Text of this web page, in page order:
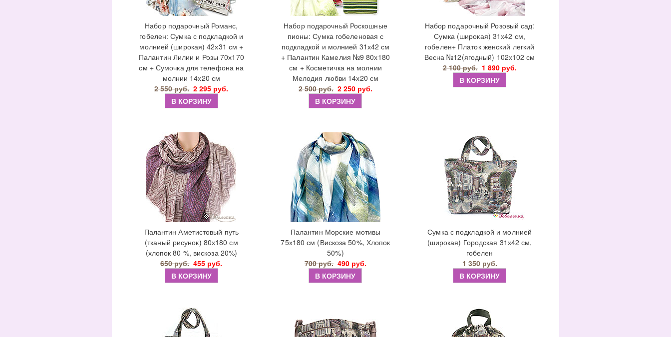
Набор подарочный Романс,
гобелен: Сумка с подкладкой и
молнией (широкая) 42х31 см +
Палантин Лилии и Розы 70х170
см + Сумочка для телефона на
молнии 14х20 см
2 550 руб. 2 295 руб.
В КОРЗИНУ
Набор подарочный Роскошные
пионы: Сумка гобеленовая с
подкладкой и молнией 31х42 см
+ Палантин Камелия №9 80х180
см + Косметичка на молнии
Мелодия любви 14х20 см
2 500 руб. 2 250 руб.
В КОРЗИНУ
Набор подарочный Розовый сад:
Сумка (широкая) 31х42 см,
гобелен+ Платок женский легкий
Весна №12(ягодный) 102х102 см
2 100 руб. 1 890 руб.
В КОРЗИНУ
Палантин Аметистовый путь
(тканый рисунок) 80х180 см
(хлопок 80 %, вискоза 20%)
650 руб. 455 руб.
В КОРЗИНУ
Палантин Морские мотивы
75х180 см (Вискоза 50%, Хлопок
50%)
700 руб. 490 руб.
В КОРЗИНУ
Сумка с подкладкой и молнией
(широкая) Городская 31х42 см,
гобелен
1 350 руб.
В КОРЗИНУ